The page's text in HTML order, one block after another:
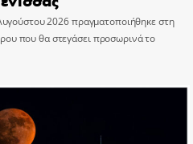
2026 πραγματοποιήθηκε στη
που θα στεγάσει προσωρινά το